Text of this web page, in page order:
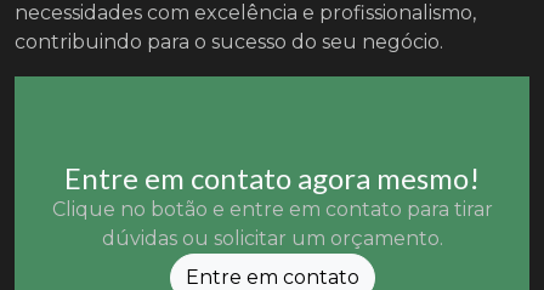
necessidades com excelência e profissionalismo,
contribuindo para o sucesso do seu negócio.
Entre em contato agora mesmo!
Clique no botão e entre em contato para tirar
dúvidas ou solicitar um orçamento.
Entre em contato